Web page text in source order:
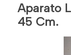
Aparato
45 Cm.